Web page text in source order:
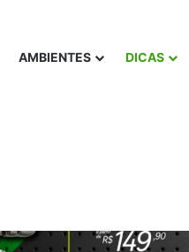
AMBIENTES DICAS